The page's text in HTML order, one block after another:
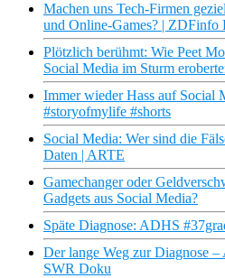
Machen uns Tech-Firmen
und Online-Games? | ZDFinfo
Plötzlich berühmt: Wie Peet
Social Media im Sturm
Immer wieder Hass auf Social
#storyofmylife #shorts
Social Media: Wer sind die
Daten | ARTE
Gamechanger oder
Gadgets aus Social Media?
Späte Diagnose: ADHS
Der lange Weg zur Diagnose
SWR Doku